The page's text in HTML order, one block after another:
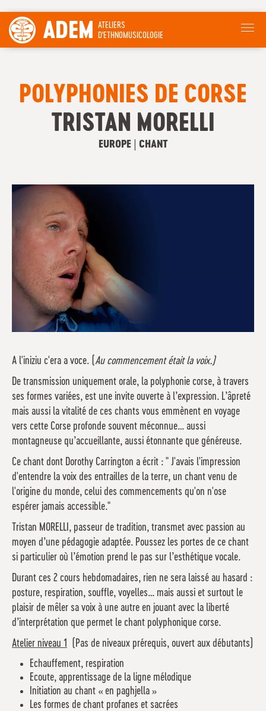
ADEM ATELIERS
D'ETHNOMUSICOLOGIE
POLYPHONIES DE CORSE
TRISTAN MORELLI
EUROPE | CHANT
A l'iniziu c'era a voce. ( Au commencement était la voix.)
De transmission uniquement orale, la polyphonie corse, à travers
ses formes variées, est une invite ouverte à l’expression. L’âpreté
mais aussi la vitalité de ces chants vous emmènent en voyage
vers cette Corse profonde souvent méconnue… aussi
montagneuse qu’accueillante, aussi étonnante que généreuse.
Ce chant dont Dorothy Carrington a écrit : " J'avais l'impression
d'entendre la voix des entrailles de la terre, un chant venu de
l'origine du monde, celui des commencements qu'on n'ose
espérer jamais accessible."
Tristan MORELLI, passeur de tradition, transmet avec passion au
moyen d’une pédagogie adaptée. Poussez les portes de ce chant
si particulier où l’émotion prend le pas sur l’esthétique vocale.
Durant ces 2 cours hebdomadaires, rien ne sera laissé au hasard :
posture, respiration, souffle, voyelles… mais aussi et surtout le
plaisir de mêler sa voix à une autre en jouant avec la liberté
d’interprétation que permet le chant polyphonique corse.
Atelier niveau 1
(Pas de niveaux prérequis, ouvert aux débutants)
Echauffement, respiration
Ecoute, apprentissage de la ligne mélodique
Initiation au chant « en paghjella »
Les formes de chant profanes et sacrées